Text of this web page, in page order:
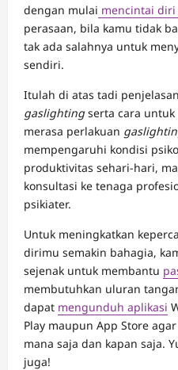
dengan mulai mencintai
perasaan, bila kamu tidak
tak ada salahnya untuk
sendiri.
Itulah di atas tadi
gaslightingserta cara untuk
merasa perlakuan
mempengaruhi kondisi
produktivitas sehari-hari,
konsultasi ke tenaga
psikiater.
Untuk meningkatkan
dirimu semakin bahagia,
sejenak untuk membantu
membutuhkan uluran
dapat mengunduh aplikasi
Play maupun App Store
mana saja dan kapan saja.
juga!